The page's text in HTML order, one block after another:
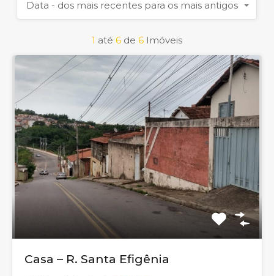
1 até 6 de 6 Imóveis
Data - dos mais recentes para os mais antigos
Casa – R. Santa Efigênia